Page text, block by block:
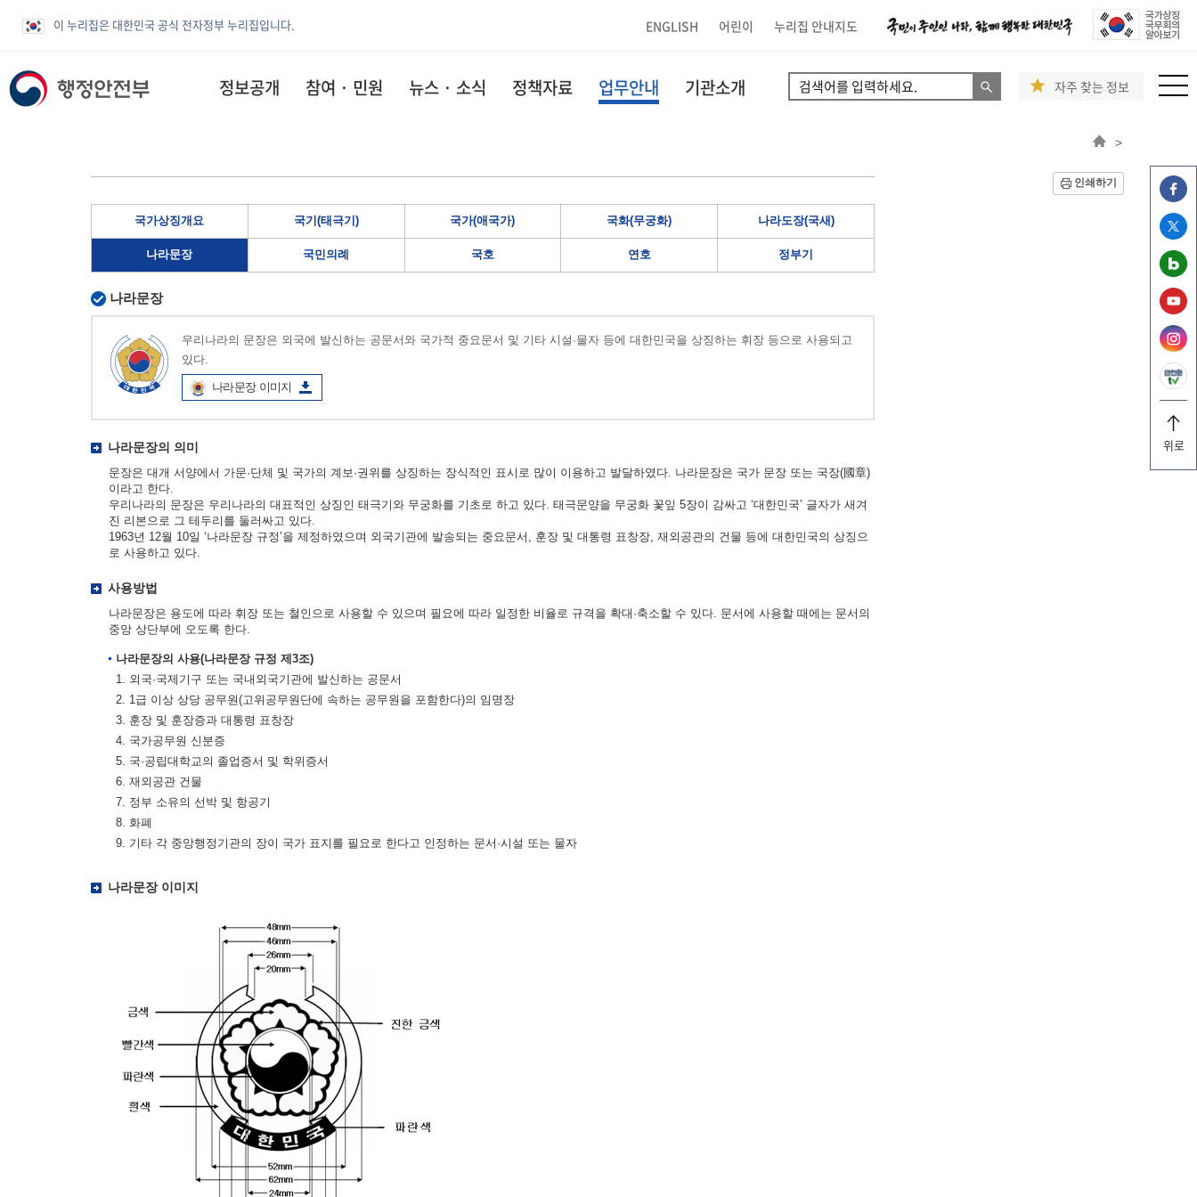
이 누리집은 대한민국 공식 전자정부 누리집입니다. ENGLISH 어린이 누리집 안내지도
위로
정보공개 참여 · 민원 뉴스 · 소식 정책자료 업무안내 기관소개 자주 찾는 정보
>
인쇄하기
국가상징개요 국기(태극기) 국가(애국가) 국화(무궁화) 나라도장(국새)
나라문장 국민의례 국호 연호 정부기
나라문장
우리나라의 문장은 외국에 발신하는 공문서와 국가적 중요문서 및 기타 시설·물자 등에 대한민국을 상징하는 휘장 등으로 사용되고
있다.
나라문장 이미지
나라문장의 의미
문장은 대개 서양에서 가문·단체 및 국가의 계보·권위를 상징하는 장식적인 표시로 많이 이용하고 발달하였다. 나라문장은 국가 문장 또는 국장(國章)
이라고 한다.
우리나라의 문장은 우리나라의 대표적인 상징인 태극기와 무궁화를 기초로 하고 있다. 태극문양을 무궁화 꽃잎 5장이 감싸고 ‘대한민국’ 글자가 새겨
진 리본으로 그 테두리를 둘러싸고 있다.
1963년 12월 10일 ‘나라문장 규정’을 제정하였으며 외국기관에 발송되는 중요문서, 훈장 및 대통령 표창장, 재외공관의 건물 등에 대한민국의 상징으
로 사용하고 있다.
사용방법
나라문장은 용도에 따라 휘장 또는 철인으로 사용할 수 있으며 필요에 따라 일정한 비율로 규격을 확대·축소할 수 있다. 문서에 사용할 때에는 문서의
중앙 상단부에 오도록 한다.
나라문장의 사용(나라문장 규정 제3조)
1. 외국·국제기구 또는 국내외국기관에 발신하는 공문서
2. 1급 이상 상당 공무원(고위공무원단에 속하는 공무원을 포함한다)의 임명장
3. 훈장 및 훈장증과 대통령 표창장
4. 국가공무원 신분증
5. 국·공립대학교의 졸업증서 및 학위증서
6. 재외공관 건물
7. 정부 소유의 선박 및 항공기
8. 화폐
9. 기타 각 중앙행정기관의 장이 국가 표지를 필요로 한다고 인정하는 문서·시설 또는 물자
나라문장 이미지